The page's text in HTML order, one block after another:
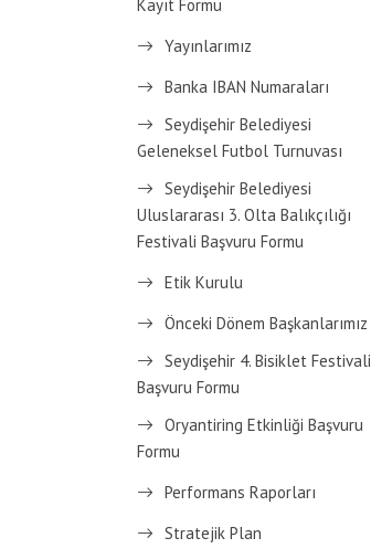
Kayıt Formu
Yayınlarımız
Banka IBAN Numaraları
Seydişehir Belediyesi
Geleneksel Futbol Turnuvası
Seydişehir Belediyesi
Uluslararası 3. Olta Balıkçılığı
Festivali Başvuru Formu
Etik Kurulu
Önceki Dönem Başkanlarımız
Seydişehir 4. Bisiklet Festivali
Başvuru Formu
Oryantiring Etkinliği Başvuru
Formu
Performans Raporları
Stratejik Plan